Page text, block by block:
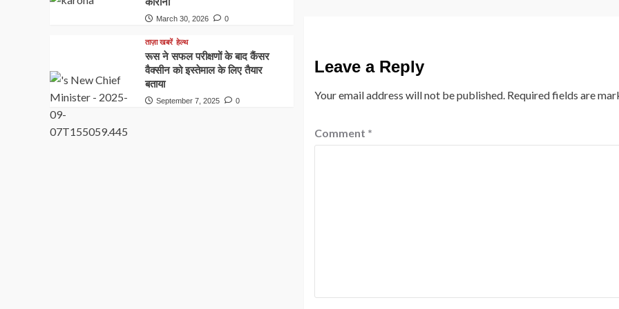
Leave a Reply
Your email address will not be published. Required fields are
Comment *
March 30, 2026 0
ताज़ा खबरें हेल्थ
रूस ने सफल परीक्षणों के बाद कैंसर
वैक्सीन को इस्तेमाल के लिए तैयार
बताया
September 7, 2025 0